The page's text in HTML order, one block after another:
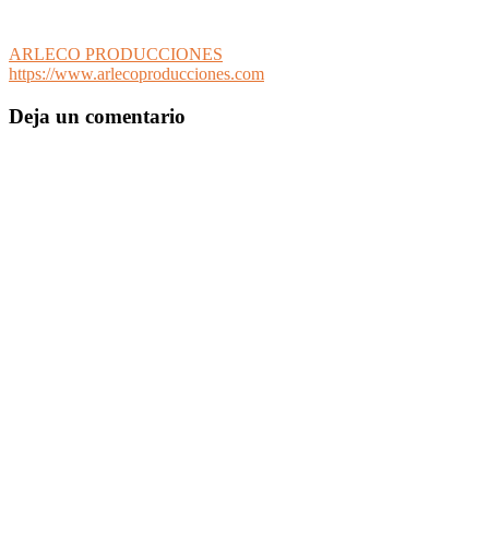
ARLECO PRODUCCIONES
https://www.arlecoproducciones.com
Deja un comentario